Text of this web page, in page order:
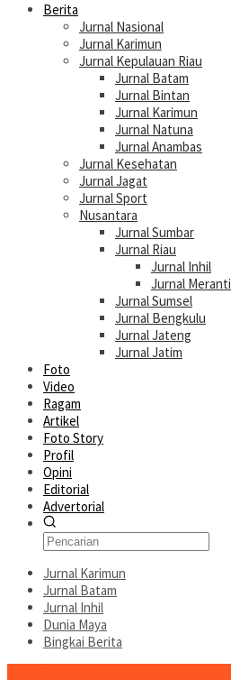
Berita
Jurnal Nasional
Jurnal Karimun
Jurnal Kepulauan Riau
Jurnal Batam
Jurnal Bintan
Jurnal Karimun
Jurnal Natuna
Jurnal Anambas
Jurnal Kesehatan
Jurnal Jagat
Jurnal Sport
Nusantara
Jurnal Sumbar
Jurnal Riau
Jurnal Inhil
Jurnal Meranti
Jurnal Sumsel
Jurnal Bengkulu
Jurnal Jateng
Jurnal Jatim
Foto
Video
Ragam
Artikel
Foto Story
Profil
Opini
Editorial
Advertorial
Jurnal Karimun
Jurnal Batam
Jurnal Inhil
Dunia Maya
Bingkai Berita